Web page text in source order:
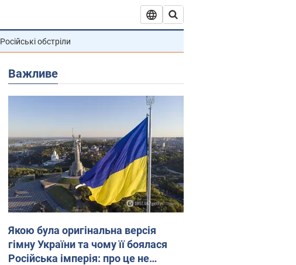
Російські обстріли
Важливе
Якою була оригінальна версія
гімну України та чому її боялася
Російська імперія: про це не